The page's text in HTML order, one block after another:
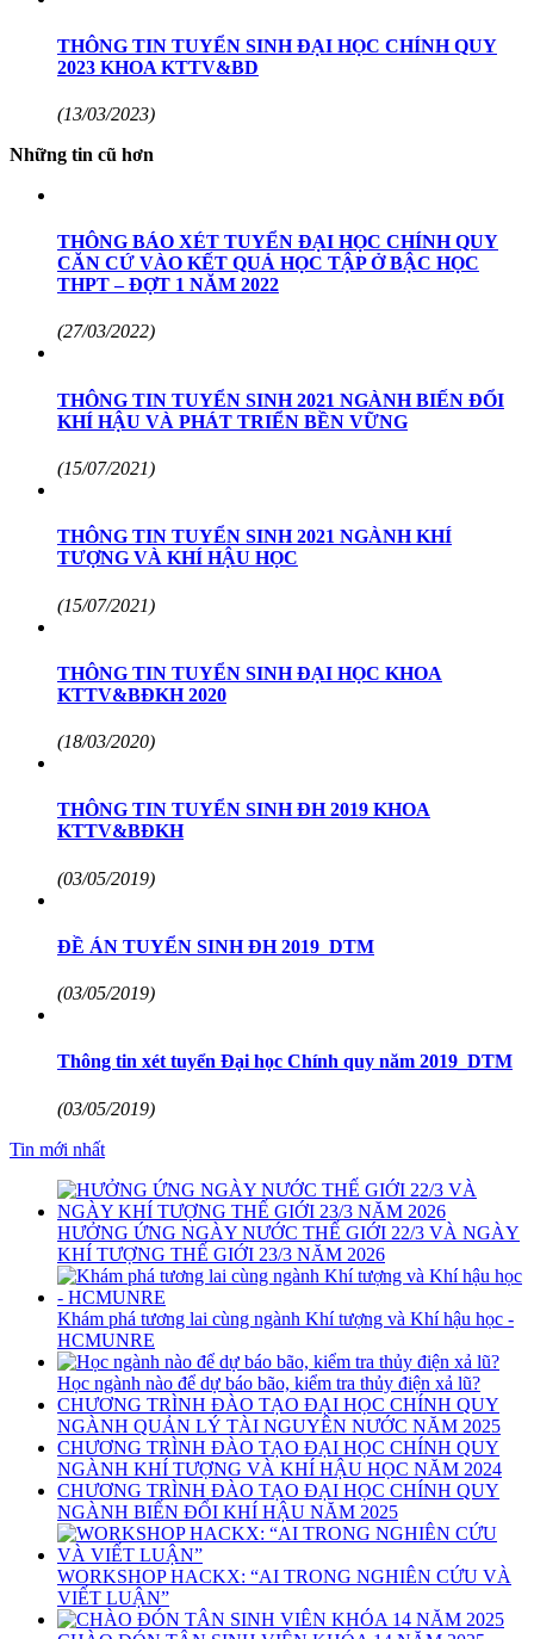
THÔNG TIN TUYỂN SINH ĐẠI HỌC CHÍNH QUY
2023 KHOA KTTV&BD
(13/03/2023)
Những tin cũ hơn
THÔNG BÁO XÉT TUYỂN ĐẠI HỌC CHÍNH QUY
CĂN CỨ VÀO KẾT QUẢ HỌC TẬP Ở BẬC HỌC
THPT – ĐỢT 1 NĂM 2022
(27/03/2022)
THÔNG TIN TUYỂN SINH 2021 NGÀNH BIẾN ĐỔI
KHÍ HẬU VÀ PHÁT TRIỂN BỀN VỮNG
(15/07/2021)
THÔNG TIN TUYỂN SINH 2021 NGÀNH KHÍ
TƯỢNG VÀ KHÍ HẬU HỌC
(15/07/2021)
THÔNG TIN TUYỂN SINH ĐẠI HỌC KHOA
KTTV&BĐKH 2020
(18/03/2020)
THÔNG TIN TUYỂN SINH ĐH 2019 KHOA
KTTV&BĐKH
(03/05/2019)
ĐỀ ÁN TUYỂN SINH ĐH 2019_DTM
(03/05/2019)
Thông tin xét tuyển Đại học Chính quy năm 2019_DTM
(03/05/2019)
Tin mới nhất
HƯỞNG ỨNG NGÀY NƯỚC THẾ GIỚI 22/3 VÀ NGÀY
KHÍ TƯỢNG THẾ GIỚI 23/3 NĂM 2026
Khám phá tương lai cùng ngành Khí tượng và Khí hậu học -
HCMUNRE
Học ngành nào để dự báo bão, kiểm tra thủy điện xả lũ?
CHƯƠNG TRÌNH ĐÀO TẠO ĐẠI HỌC CHÍNH QUY
NGÀNH QUẢN LÝ TÀI NGUYÊN NƯỚC NĂM 2025
CHƯƠNG TRÌNH ĐÀO TẠO ĐẠI HỌC CHÍNH QUY
NGÀNH KHÍ TƯỢNG VÀ KHÍ HẬU HỌC NĂM 2024
CHƯƠNG TRÌNH ĐÀO TẠO ĐẠI HỌC CHÍNH QUY
NGÀNH BIẾN ĐỔI KHÍ HẬU NĂM 2025
WORKSHOP HACKX: “AI TRONG NGHIÊN CỨU VÀ
VIẾT LUẬN”